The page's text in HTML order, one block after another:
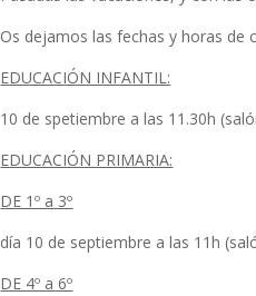
Os dejamos las fechas y horas de
EDUCACIÓN INFANTIL:
10 de spetiembre a las 11.30h
EDUCACIÓN PRIMARIA:
DE 1º a 3º
día 10 de septiembre a las 11h
DE 4º a 6º